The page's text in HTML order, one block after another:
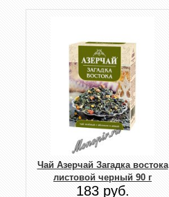
Чай Азерчай Загадка востока
листовой черный 90 г
183 руб.